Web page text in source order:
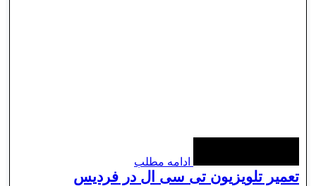
ادامه مطلب
تعمیر تلویزیون تی سی ال در فردیس